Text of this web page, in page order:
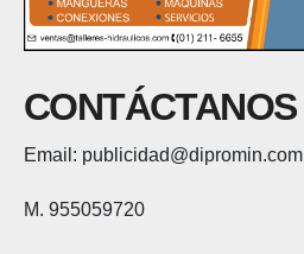
CONTÁCTANOS
Email: publicidad@dipromin.com
M. 955059720